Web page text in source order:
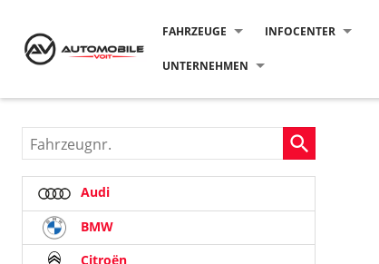
FAHRZEUGE INFOCENTER
UNTERNEHMEN
Fahrzeugnr.
Audi
BMW
Citroën